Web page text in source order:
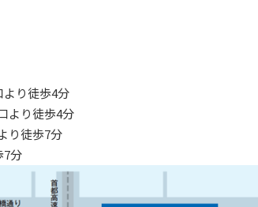
り徒歩4分
より徒歩4分
り徒歩7分
7分